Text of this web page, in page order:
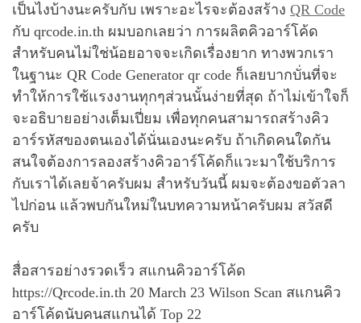
เป็นไงบ้างนะครับกับ เพราะอะไรจะต้องสร้าง QR Code
กับ qrcode.in.th ผมบอกเลยว่า การผลิตคิวอาร์โค้ด
สำหรับคนไม่ใช่น้อยอาจจะเกิดเรื่องยาก ทางพวกเรา
ในฐานะ QR Code Generator qr code ก็เลยบากบั่นที่จะ
ทำให้การใช้แรงงานทุกๆส่วนนั้นง่ายที่สุด ถ้าไม่เข้าใจก็
จะอธิบายอย่างเต็มเปี่ยม เพื่อทุกคนสามารถสร้างคิว
อาร์รหัสของตนเองได้นั่นเองนะครับ ถ้าเกิดคนใดกัน
สนใจต้องการลองสร้างคิวอาร์โค้ดก็แวะมาใช้บริการ
กับเราได้เลยจ้าครับผม สำหรับวันนี้ ผมจะต้องขอตัวลา
ไปก่อน แล้วพบกันใหม่ในบทความหน้าครับผม สวัสดี
ครับ
สื่อสารอย่างรวดเร็ว สแกนคิวอาร์โค้ด
https://Qrcode.in.th 20 March 23 Wilson Scan สแกนคิว
อาร์โค้ดนับคนสแกนได้ Top 22